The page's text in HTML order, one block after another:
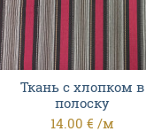
Ткань с хлопком в
полоску
14.00 € /м